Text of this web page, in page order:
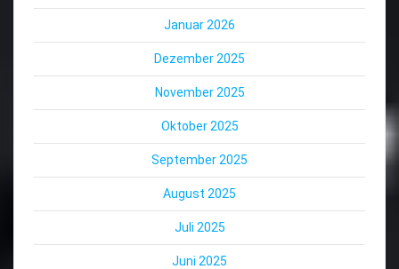
Januar 2026
Dezember 2025
November 2025
Oktober 2025
September 2025
August 2025
Juli 2025
Juni 2025